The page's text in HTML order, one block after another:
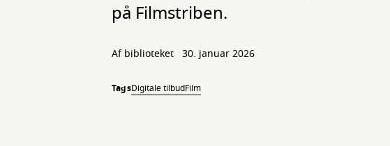
på Filmstriben.
Af biblioteket 30. januar 2026
TagsDigitale tilbudFilm